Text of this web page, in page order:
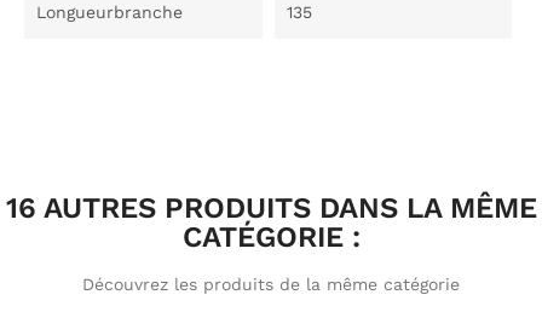
Longueurbranche 135
16 AUTRES PRODUITS DANS LA MÊME
CATÉGORIE :
Découvrez les produits de la même catégorie